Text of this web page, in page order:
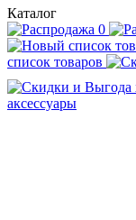
Каталог
список товаров
аксессуары